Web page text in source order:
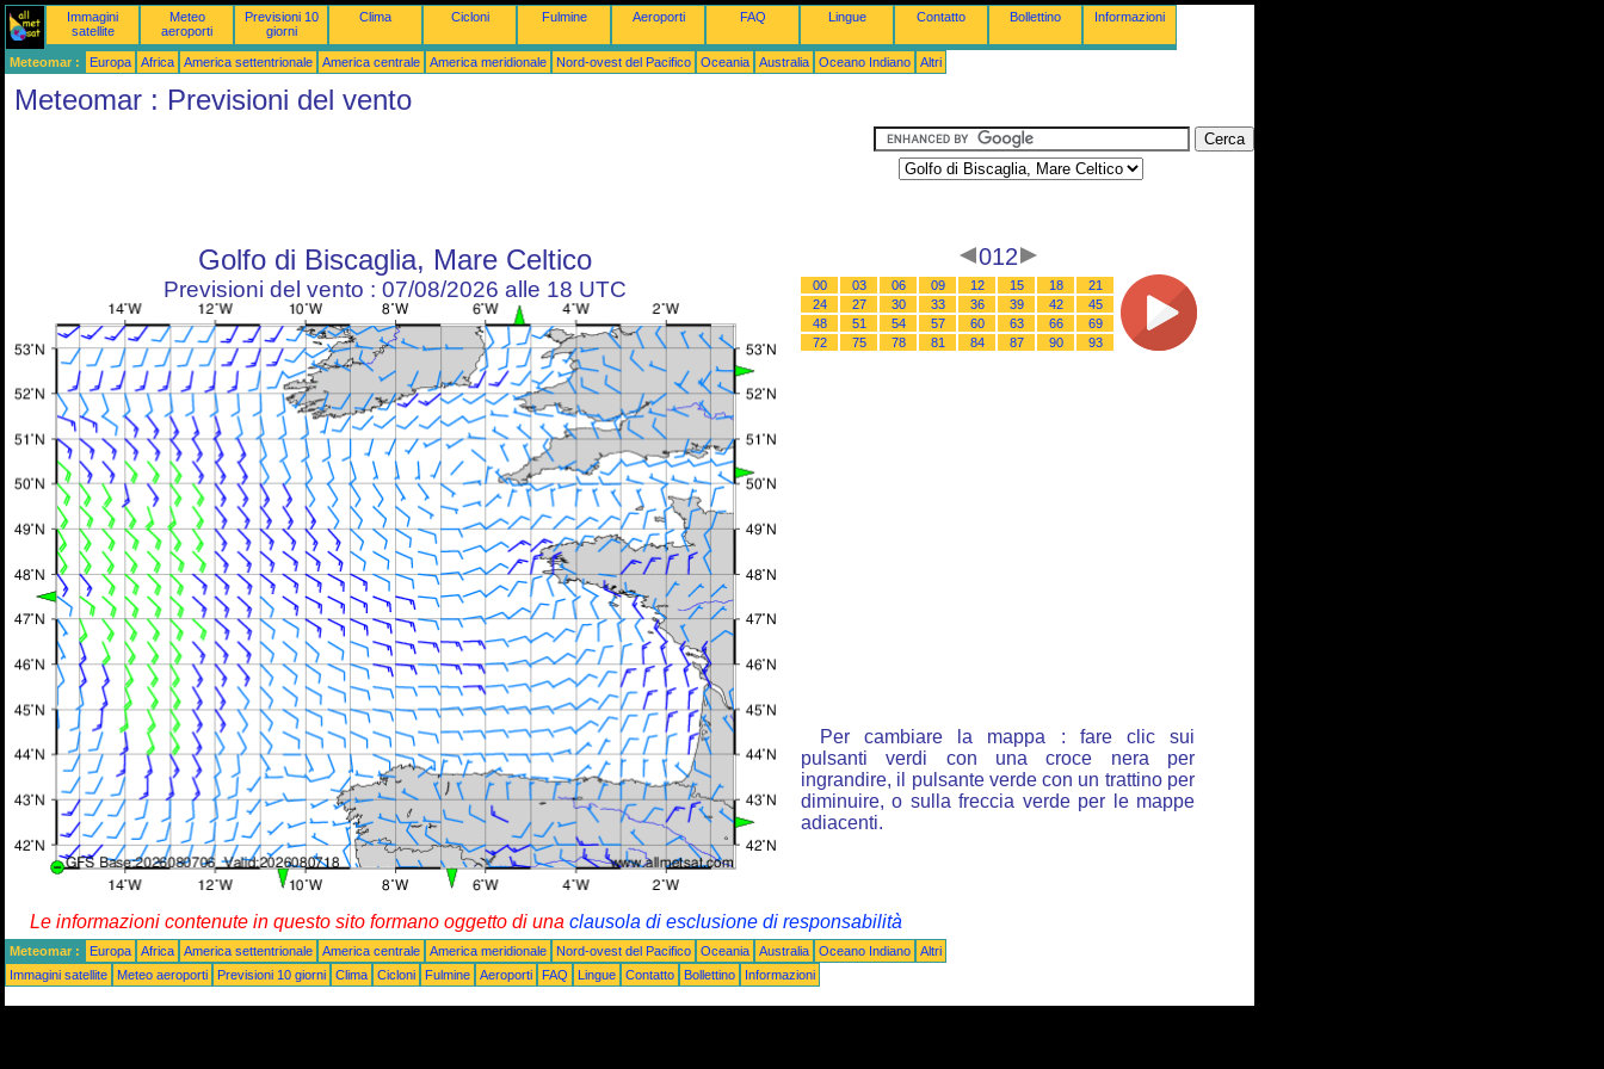
Immagini
satellite
Meteo
aeroporti
Previsioni 10
giorni
Clima Cicloni Fulmine Aeroporti FAQ Lingue Contatto Bollettino Informazioni
Meteomar : Europa Africa America settentrionale America centrale America meridionale Nord-ovest del Pacifico Oceania Australia Oceano Indiano Altri
Meteomar : Previsioni del vento
Golfo di Biscaglia, Mare Celtico
Previsioni del vento : 07/08/2026 alle 18 UTC
012
00 03 06 09 12 15 18
21
24
27 30 33 36 39 42
45
48
51 54 57 60 63 66
69
72
75 78 81 84 87 90 93
Per cambiare la mappa : fare clic sui
pulsanti verdi con una croce nera per
ingrandire, il pulsante verde con un trattino per
diminuire, o sulla freccia verde per le mappe
adiacenti.
Le informazioni contenute in questo sito formano oggetto di una clausola di esclusione di responsabilità
Meteomar : Europa Africa America settentrionale America centrale America meridionale Nord-ovest del Pacifico Oceania Australia Oceano Indiano
Altri
Immagini satellite
Meteo aeroporti Previsioni 10 giorni Clima Cicloni Fulmine Aeroporti FAQ Lingue Contatto Bollettino Informazioni